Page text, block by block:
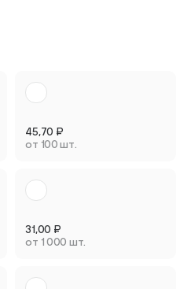
45,70 ₽
от 100 шт.
31,00 ₽
от 1 000 шт.